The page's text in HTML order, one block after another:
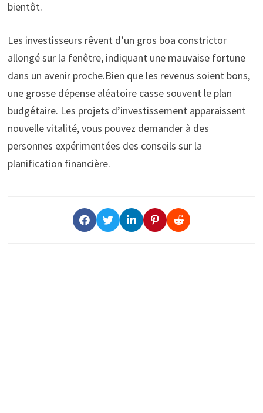
bientôt.
Les investisseurs rêvent d’un gros boa constrictor
allongé sur la fenêtre, indiquant une mauvaise fortune
dans un avenir proche.Bien que les revenus soient bons,
une grosse dépense aléatoire casse souvent le plan
budgétaire. Les projets d’investissement apparaissent
nouvelle vitalité, vous pouvez demander à des
personnes expérimentées des conseils sur la
planification financière.